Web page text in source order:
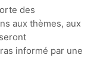
des
aux thèmes, aux
informé par une